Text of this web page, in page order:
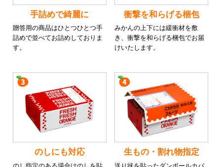
手詰めで綺麗に
贈答用の商品はひとつひとつ手
詰めで並べてお詰めしておりま
す。
衝撃を和らげる梱包
みかんの上下には緩衝材を敷
き、衝撃を和らげる梱包でお届
けいたします。
のしにも対応 生もの・割れ物指定